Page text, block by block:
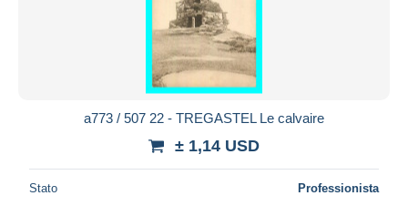
a773 / 507 22 - TREGASTEL Le calvaire
± 1,14 USD
Stato Professionista